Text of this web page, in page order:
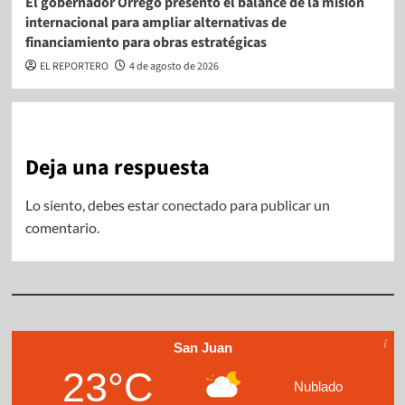
internacional para ampliar alternativas de
financiamiento para obras estratégicas
EL REPORTERO 4 de agosto de 2026
Deja una respuesta
Lo siento, debes estarconectadopara publicar un
comentario.
San Juan
23°C Nublado